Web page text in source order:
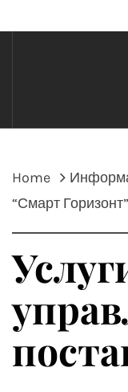
Home
“Смарт Горизонт”